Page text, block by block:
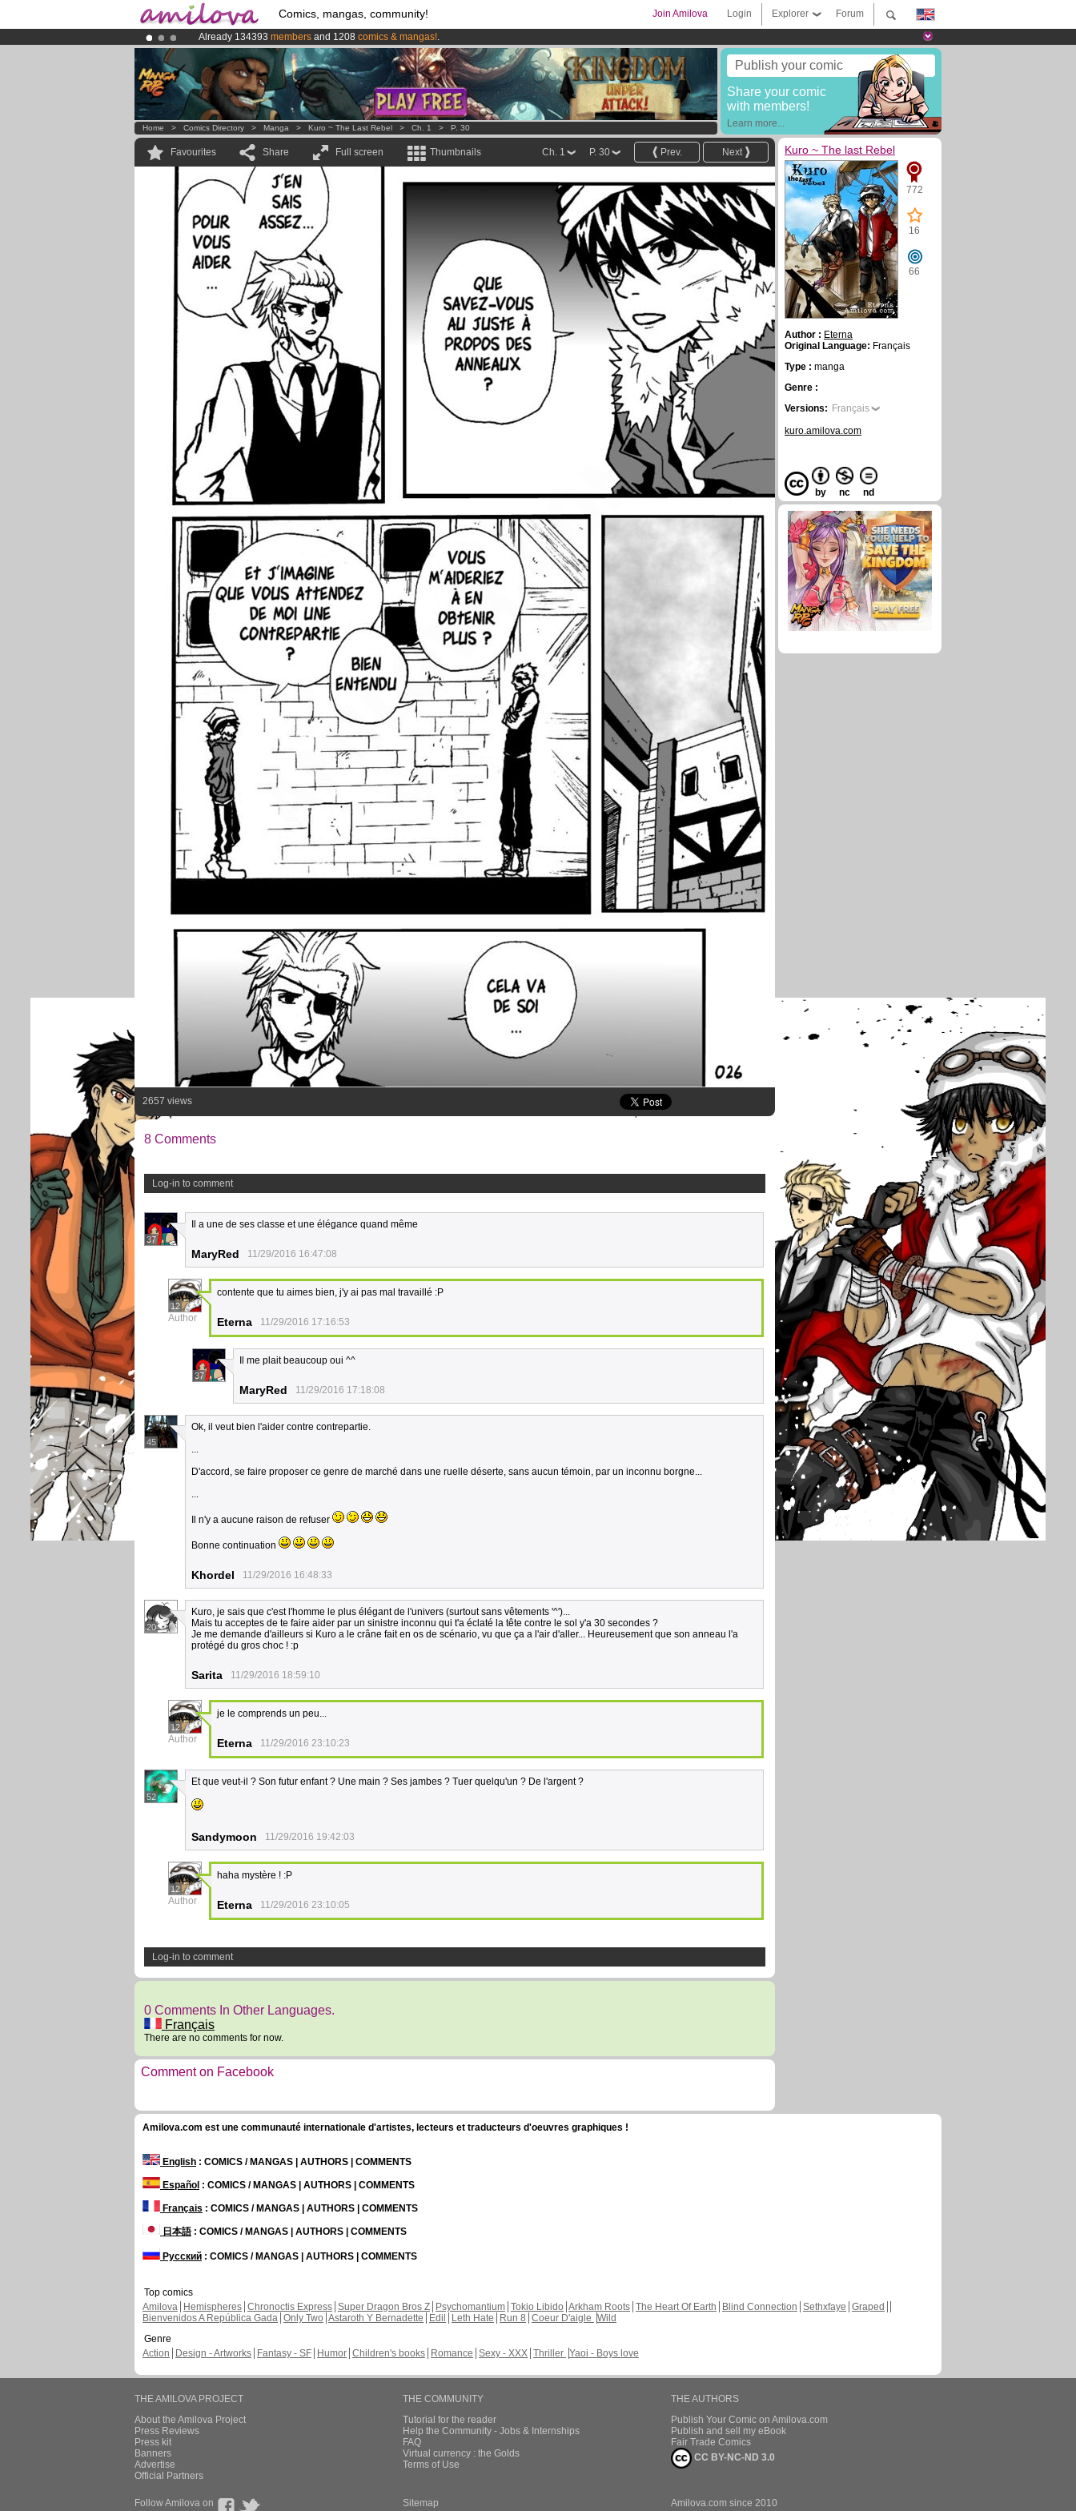
Comics, mangas, community! Forum
Explorer
Login
Join Amilova
Already 134393 members and 1208 comics & mangas!.
AmilovaKickstarter is now LIVE!.
Premium membership from3.95 euros per month !Get membership now
Publish your comic
Share your comic
with members!
Learn more...
Home > Comics Directory > Manga > Kuro ~ The Last Rebel > Ch. 1 > P. 30
Favourites Share Full screen Thumbnails Next
Prev.
P. 30
Ch. 1
2657 views
8 Comments
Log-in to comment
37
Il a une de ses classe et une élégance quand même
MaryRed 11/29/2016 16:47:08
12
Author
contente que tu aimes bien, j'y ai pas mal travaillé :P
Eterna 11/29/2016 17:16:53
37
Il me plait beaucoup oui ^^
MaryRed 11/29/2016 17:18:08
45
Ok, il veut bien l'aider contre contrepartie.
...
D'accord, se faire proposer ce genre de marché dans une ruelle déserte, sans aucun témoin, par un inconnu borgne...
...
Il n'y a aucune raison de refuser
Bonne continuation
Khordel 11/29/2016 16:48:33
20
Kuro, je sais que c'est l'homme le plus élégant de l'univers (surtout sans vêtements '^')...
Mais tu acceptes de te faire aider par un sinistre inconnu qui t'a éclaté la tête contre le sol y'a 30 secondes ?
Je me demande d'ailleurs si Kuro a le crâne fait en os de scénario, vu que ça a l'air d'aller... Heureusement que son anneau l'a
protégé du gros choc ! :p
Sarita 11/29/2016 18:59:10
12
Author
je le comprends un peu...
Eterna 11/29/2016 23:10:23
52
Et que veut-il ? Son futur enfant ? Une main ? Ses jambes ? Tuer quelqu'un ? De l'argent ?
Sandymoon 11/29/2016 19:42:03
12
Author
haha mystère ! :P
Eterna 11/29/2016 23:10:05
Log-in to comment
0 Comments In Other Languages.
Français
There are no comments for now.
Comment on Facebook
Kuro ~ The last Rebel
772
16
66
Author : Eterna
Original Language: Français
Type : manga
Genre :
Versions: Français
kuro.amilova.com
by nc nd
Amilova.com est une communauté internationale d'artistes, lecteurs et traducteurs d'oeuvres graphiques !
English : COMICS / MANGAS | AUTHORS | COMMENTS
Español : COMICS / MANGAS | AUTHORS | COMMENTS
Français : COMICS / MANGAS | AUTHORS | COMMENTS
日本語: COMICS / MANGAS | AUTHORS | COMMENTS
Русский : COMICS / MANGAS | AUTHORS | COMMENTS
Top comics
Amilova
Hemispheres Chronoctis Express Super Dragon Bros Z Psychomantium Tokio Libido Arkham Roots The Heart Of Earth Blind Connection Sethxfaye Graped
Bienvenidos A República Gada Only Two Astaroth Y Bernadette Edil Leth Hate Run 8 Coeur D'aigle Wild
Genre
Action
Design - Artworks Fantasy - SF Humor Children's books Romance Sexy - XXX Thriller Yaoi - Boys love
THE AMILOVA PROJECT
About the Amilova Project
Press Reviews
Press kit
Banners
Advertise
Official Partners
THE COMMUNITY
Tutorial for the reader
Help the Community - Jobs & Internships
FAQ
Virtual currency : the Golds
Terms of Use
THE AUTHORS
Publish Your Comic on Amilova.com
Publish and sell my eBook
Fair Trade Comics
CC BY-NC-ND 3.0
Follow Amilova on Sitemap Amilova.com since 2010